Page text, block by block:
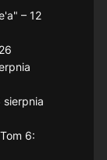
– 12
sierpnia
6: